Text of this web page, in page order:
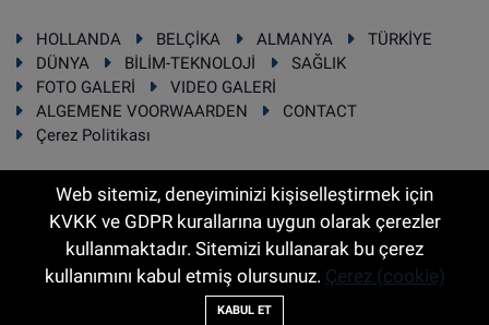
HOLLANDA BELÇİKA ALMANYA
TÜRKİYE
DÜNYA
BİLİM-TEKNOLOJİ
SAĞLIK
FOTO GALERİ
VIDEO GALERİ
ALGEMENE VOORWAARDEN
CONTACT
Çerez Politikası
RSS Copyright © 2025 Sonhaber.eu Her hakkı saklıdır.
Haber Yazılımı:TE Bilişim
Web sitemiz, deneyiminizi kişiselleştirmek için
KVKK ve GDPR kurallarına uygun olarak çerezler
kullanmaktadır. Sitemizi kullanarak bu çerez
kullanımını kabul etmiş olursunuz. Çerez (cookie)
KABUL ET